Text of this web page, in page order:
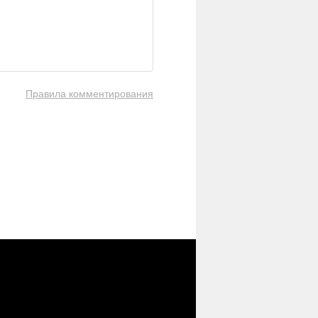
Правила комментирования